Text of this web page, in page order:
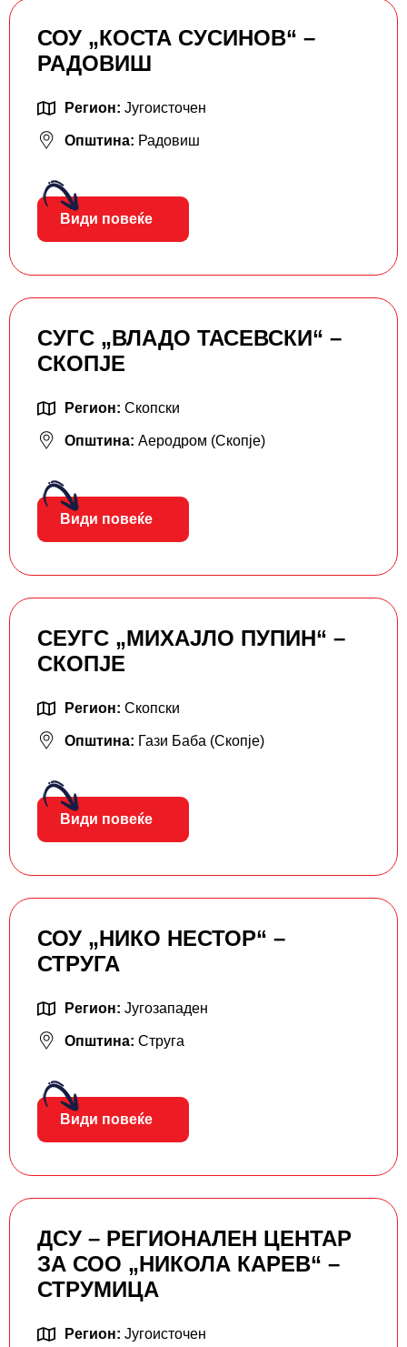
СОУ „КОСТА СУСИНОВ“ –
РАДОВИШ
Регион: Југоисточен
Општина: Радовиш
Види повеќе
СУГС „ВЛАДО ТАСЕВСКИ“ –
СКОПЈЕ
Регион: Скопски
Општина: Аеродром (Скопје)
Види повеќе
СЕУГС „МИХАЈЛО ПУПИН“ –
СКОПЈЕ
Регион: Скопски
Општина: Гази Баба (Скопје)
Види повеќе
СОУ „НИКО НЕСТОР“ –
СТРУГА
Регион: Југозападен
Општина: Струга
Види повеќе
ДСУ – РЕГИОНАЛЕН ЦЕНТАР
ЗА СОО „НИКОЛА КАРЕВ“ –
СТРУМИЦА
Регион: Југоисточен